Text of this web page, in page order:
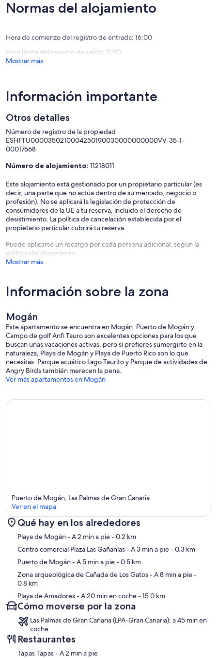
(62 comentarios)
Normas del alojamiento
Hora de comienzo del registro de entrada: 16:00
Hora límite del registro de salida: 11:00
Mostrar más
Información importante
Otros detalles
Número de registro de la propiedad
ESHFTU0000350210004250190030000000000VV-35-1-
00017668
Número de alojamiento: 11218011
Este alojamiento está gestionado por un propietario particular (es
decir, una parte que no actúa dentro de su mercado, negocio o
profesión). No se aplicará la legislación de protección de
consumidores de la UE a tu reserva, incluido el derecho de
desistimiento. La política de cancelación establecida por el
propietario particular cubrirá tu reserva.
Puede aplicarse un recargo por cada persona adicional, según la
política del alojamiento.
Mostrar más
Información sobre la zona
Mogán
Este apartamento se encuentra en Mogán. Puerto de Mogán y
Campo de golf Anfi Tauro son excelentes opciones para los que
buscan unas vacaciones activas, pero si prefieres sumergirte en la
naturaleza, Playa de Mogán y Playa de Puerto Rico son lo que
necesitas. Parque acuático Lago Taurito y Parque de actividades de
Angry Birds también merecen la pena.
Ver más apartamentos en Mogán
Mapa
Puerto de Mogán, Las Palmas de Gran Canaria
Ver en el mapa
Qué hay en los alrededores
Playa de Mogán- A 2 min a pie- 0.2 km
Centro comercial Plaza Las Gañanías- A 3 min a pie- 0.3 km
Puerto de Mogán- A 5 min a pie- 0.5 km
Zona arqueológica de Cañada de Los Gatos- A 8 min a pie-
0.8 km
Playa de Amadores- A 20 min en coche- 15.0 km
Cómo moverse por la zona
Las Palmas de Gran Canaria (LPA-Gran Canaria): a 45 min en
coche
Restaurantes
‪Tapas Tapas - ‬A 2 min a pie